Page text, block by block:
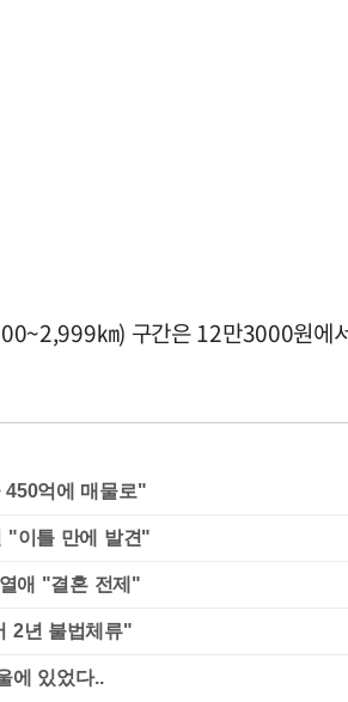
㎞) 구간은 12만3000원
450억에 매물로"
"이틀 만에 발견"
애 "결혼 전제"
2년 불법체류"